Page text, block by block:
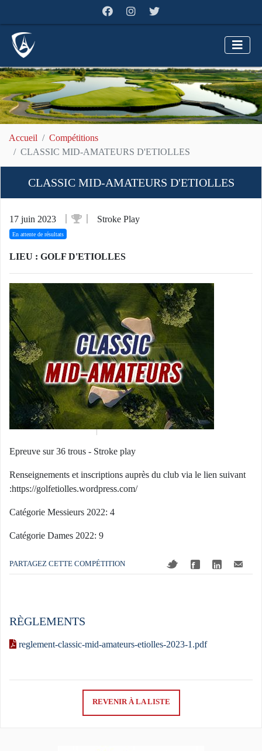
Accueil
Compétitions
CLASSIC MID-AMATEURS D'ETIOLLES
CLASSIC MID-AMATEURS D'ETIOLLES
17 juin 2023 Stroke Play
En attente de résultats
LIEU : GOLF D'ETIOLLES
Epreuve sur 36 trous - Stroke play
Renseignements et inscriptions auprès du club via le lien suivant
:https://golfetiolles.wordpress.com/
Catégorie Messieurs 2022: 4
Catégorie Dames 2022: 9
PARTAGEZ CETTE COMPÉTITION
RÈGLEMENTS
reglement-classic-mid-amateurs-etiolles-2023-1.pdf
REVENIR À LA LISTE